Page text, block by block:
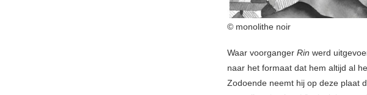
© monolithe noir
Waar voorganger Rin werd
naar het formaat dat hem altijd al
Zodoende neemt hij op deze plaat